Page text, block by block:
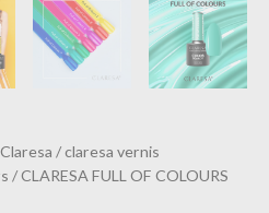
Claresa /claresa vernis
/ CLARESA FULL OF COLOURS